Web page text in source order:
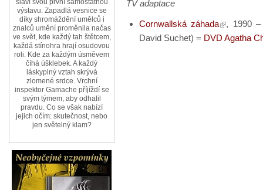
TV adaptace
Cornwallská záhada
, 1990 –
David Suchet) = DVD Agatha
výstavu. Zapadlá vesnice se
díky shromáždění umělců i
znalců umění proměnila načas
ve svět, kde každý tah štětcem,
každá stínohra hrají osudovou
roli. Kde za každým úsměvem
číhá úšklebek. A každý
láskyplný vztah skrývá
zlomené srdce. Vrchní
inspektor Gamache příjíždí se
svým týmem, aby odhalil
pravdu. Co se však nabízí
jejich očím: skutečnost, nebo
jen světelný klam?